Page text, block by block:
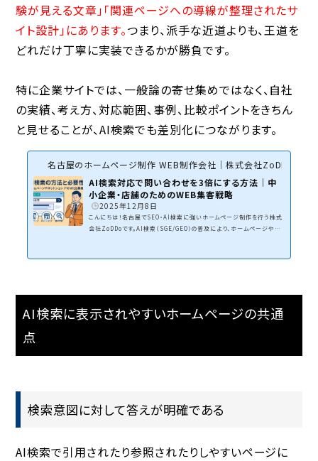
験が見える文章」「関連ページへの導線が整理されたサ
イト設計」にあります。つまり、派手な近道よりも、王道を
どれだけ丁寧に実装できるかが勝負です。
特に企業サイトでは、一般論の寄せ集めではなく、自社
の実績、考え方、対応範囲、事例、比較ポイントをきちん
と見せることが、AI検索でも差別化につながります。
名古屋のホームページ制作 WEB制作会社｜株式会社ZoDDo
AI検索対応で問い合わせを3倍にする方法｜中
小企業・店舗のためのWEB集客戦略
2025年12月8日
こんにちは！名古屋でSEO・AI検索に強いホームページ制作を行う株式
会社ZoDDoです。AI検索（SGE/GEO）の普及により、ホームページやネ
践ポイントを体系的に解説します。AI検索（SGE/GE...
AI検索に表示されやすいホームページの共通
点
検索意図に対して答えが明確である
AI検索で引用されたり参照されたりしやすいページに